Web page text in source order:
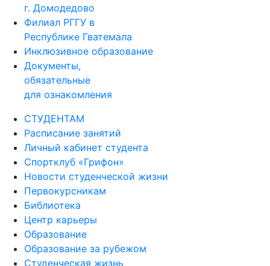
г. Домодедово
Филиал РГГУ в
Республике Гватемала
Инклюзивное образование
Документы,
обязательные
для ознакомления
СТУДЕНТАМ
Расписание занятий
Личный кабинет студента
Спортклуб «Грифон»
Новости студенческой жизни
Первокурсникам
Библиотека
Центр карьеры
Образование
Образование за рубежом
Студенческая жизнь